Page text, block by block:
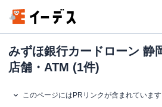
みずほ銀行カードローン 静
店舗・ATM (1件)
このページにはPRリンクが含まれています